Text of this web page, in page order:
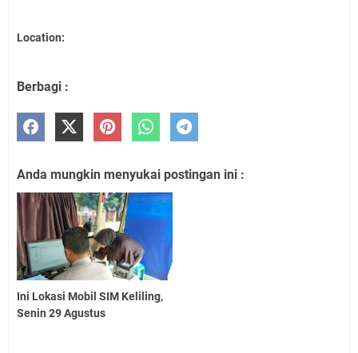
Location:
Berbagi :
Anda mungkin menyukai postingan ini :
Ini Lokasi Mobil SIM Keliling,
Senin 29 Agustus